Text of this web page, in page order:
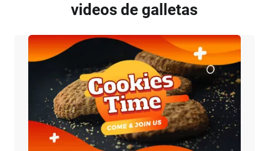
videos de galletas